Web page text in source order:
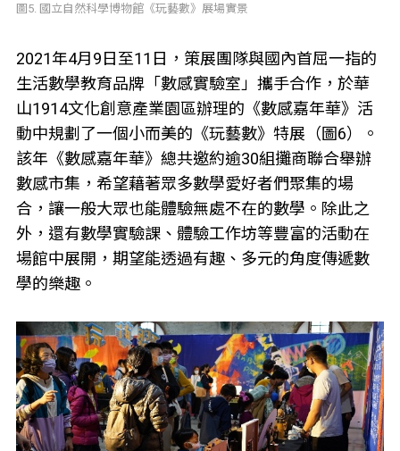
圖5. 國立自然科學博物館《玩藝數》展場實景
2021年4月9日至11日，策展團隊與國內首屈一指的
生活數學教育品牌「數感實驗室」攜手合作，於華
山1914文化創意產業園區辦理的《數感嘉年華》活
動中規劃了一個小而美的《玩藝數》特展（圖6）。
該年《數感嘉年華》總共邀約逾30組攤商聯合舉辦
數感市集，希望藉著眾多數學愛好者們聚集的場
合，讓一般大眾也能體驗無處不在的數學。除此之
外，還有數學實驗課、體驗工作坊等豐富的活動在
場館中展開，期望能透過有趣、多元的角度傳遞數
學的樂趣。